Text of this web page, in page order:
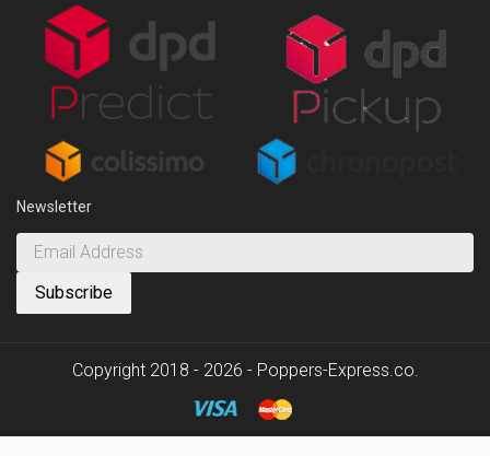
Newsletter
Copyright 2018 - 2026 - Poppers-Express.co.